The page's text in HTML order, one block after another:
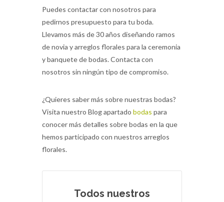
Puedes contactar con nosotros para
pedirnos presupuesto para tu boda.
Llevamos más de 30 años diseñando ramos
de novia y arreglos florales para la ceremonia
y banquete de bodas. Contacta con
nosotros sin ningún tipo de compromiso.
¿Quieres saber más sobre nuestras bodas?
Visita nuestro Blog apartado bodas para
conocer más detalles sobre bodas en la que
hemos participado con nuestros arreglos
florales.
Todos nuestros